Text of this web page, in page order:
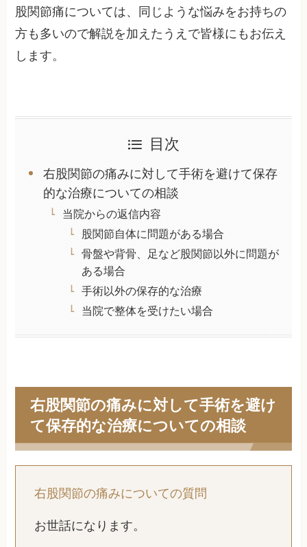
股関節痛については、同じような悩みをお持ちの
方も多いので解説を加えたうえで皆様にもお伝え
します。
目次
右股関節の痛みに対して手術を避けて保存
的な治療についての相談
当院からの返信内容
股関節自体に問題がある場合
骨盤や背骨、足など股関節以外に問題が
ある場合
手術以外の保存的な治療
当院で整体を受けたい場合
右股関節の痛みに対して手術を避け
て保存的な治療についての相談
右股関節の痛みについての質問
お世話になります。